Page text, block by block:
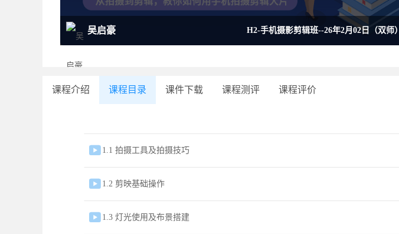
吴启豪 H2-手机摄影剪辑班--26年2月02日（双师）
课程介绍 课程目录 课件下载 课程测评 课程评价
 1.1 拍摄工具及拍摄技巧
 1.2 剪映基础操作
 1.3 灯光使用及布景搭建